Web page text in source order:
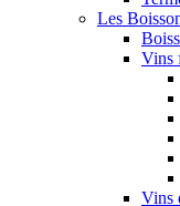
Les
Vins
Vins